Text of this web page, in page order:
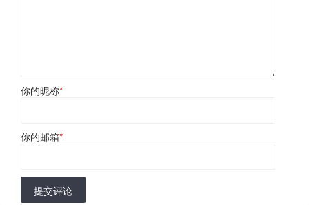
你的昵称*
你的邮箱*
提交评论